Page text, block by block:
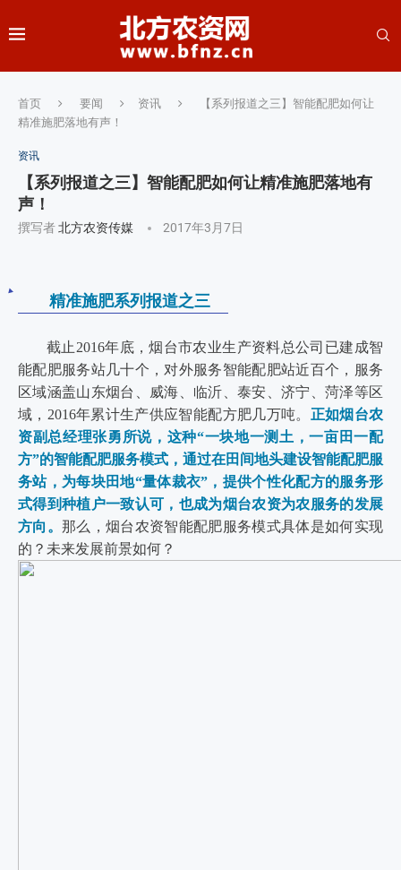
首页 要闻 资讯
【系列报道之三】智能配肥如何让
精准施肥落地有声！
资讯
【系列报道之三】智能配肥如何让精准施肥落地有
声！
撰写者北方农资传媒 2017年3月7日
精准施肥系列报道之三
截止2016年底，烟台市农业生产资料总公司已建成智
能配肥服务站几十个，对外服务智能配肥站近百个，服务
区域涵盖山东烟台、威海、临沂、泰安、济宁、菏泽等区
域，2016年累计生产供应智能配方肥几万吨。 正如烟台农
资副总经理张勇所说，这种“一块地一测土，一亩田一配
方”的智能配肥服务模式，通过在田间地头建设智能配肥服
务站，为每块田地“量体裁衣”，提供个性化配方的服务形
式得到种植户一致认可，也成为烟台农资为农服务的发展
方向。 那么，烟台农资智能配肥服务模式具体是如何实现
的？未来发展前景如何？